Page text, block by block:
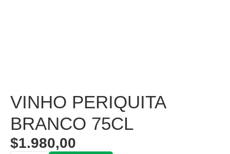
VINHO PERIQUITA
BRANCO 75CL
$1.980,00